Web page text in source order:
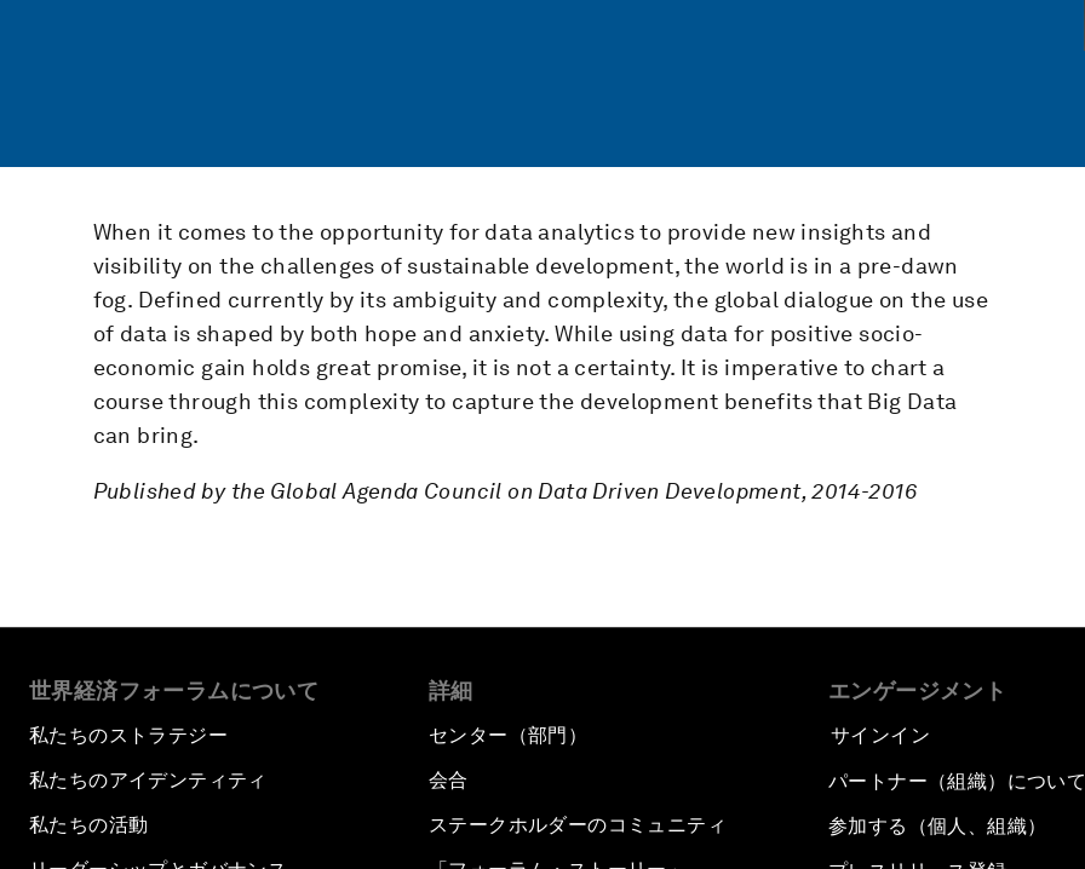
When it comes to the opportunity for data analytics to provide new insights and
visibility on the challenges of sustainable development, the world is in a pre-dawn
fog. Defined currently by its ambiguity and complexity, the global dialogue on the use
of data is shaped by both hope and anxiety. While using data for positive socio-
economic gain holds great promise, it is not a certainty. It is imperative to chart a
course through this complexity to capture the development benefits that Big Data
can bring.
Published by the Global Agenda Council on Data Driven Development, 2014-2016
世界経済フォーラムについて
私たちのストラテジー
私たちのアイデンティティ
私たちの活動
詳細
センター（部門）
会合
ステークホルダーのコミュニティ
エンゲージメント
サインイン
パートナー（組織）について
参加する（個人、組織）